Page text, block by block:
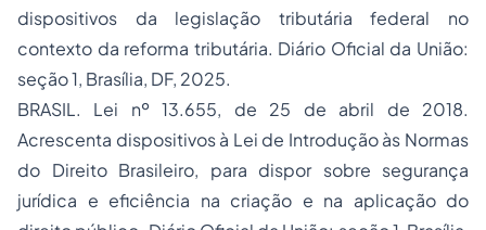
dispositivos da legislação tributária federal no
contexto da reforma tributária. Diário Oficial da União:
seção 1, Brasília, DF, 2025.
BRASIL. Lei nº 13.655, de 25 de abril de 2018.
Acrescenta dispositivos à Lei de Introdução às Normas
do Direito Brasileiro, para dispor sobre segurança
jurídica e eficiência na criação e na aplicação do